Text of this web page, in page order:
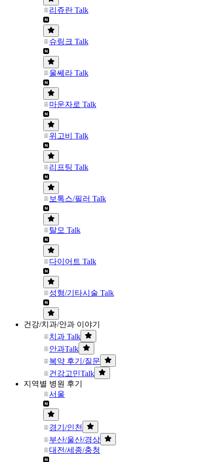
리쥬란 Talk
슈링크 Talk
울쎄라 Talk
마운자로 Talk
위고비 Talk
리프팅 Talk
보톡스/필러 Talk
탈모 Talk
다이어트 Talk
성형/기타시술 Talk
건강/치과/안과 이야기
치과 Talk
안과Talk
복약 후기/질문
건강고민Talk
지역별 병원 후기
서울
경기/인천
부산/울산/경상
대전/세종/충청